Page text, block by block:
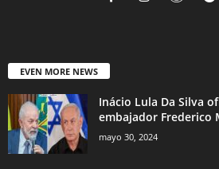
EVEN MORE NEWS
Inácio Lula Da Silva
embajador Frederico
mayo 30, 2024